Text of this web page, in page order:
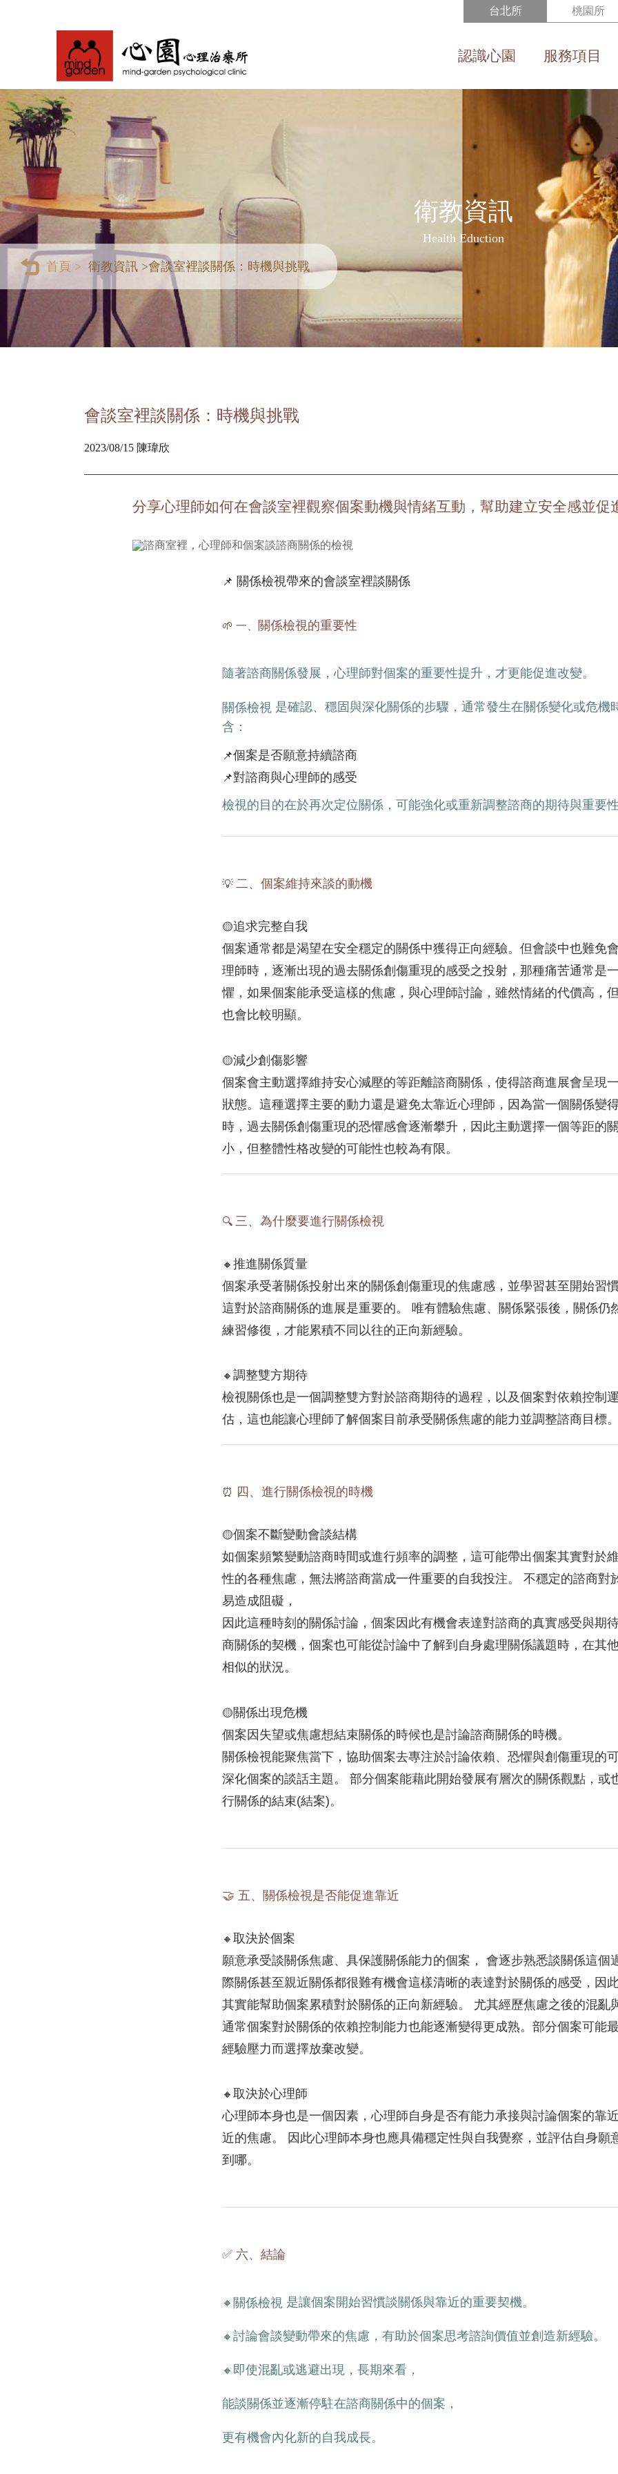
台北所 桃園所
認識心園 服務項目
衛教資訊
Health Eduction
首頁 > 衛教資訊 >會談室裡談關係：時機與挑戰
會談室裡談關係：時機與挑戰
2023/08/15 陳瑋欣
分享心理師如何在會談室裡觀察個案動機與情緒互動，幫助建立安全感並促
📌 關係檢視帶來的會談室裡談關係
🌱 一、 關係檢視的重要性
隨著諮商關係發展，心理師對個案的重要性提升，才更能促進改變。
關係檢視 是確認、穩固與深化關係的步驟，通常發生在關係變化或危機
含：
📌個案是否願意持續諮商
📌對諮商與心理師的感受
檢視的目的在於再次定位關係，可能強化或重新調整諮商的期待與重要性
💡 二、個案維持來談的動機
🟡追求完整自我
個案通常都是渴望在安全穩定的關係中獲得正向經驗。但會談中也難免
理師時，逐漸出現的過去關係創傷重現的感受之投射，那種痛苦通常是
懼，如果個案能承受這樣的焦慮，與心理師討論，雖然情緒的代價高，
也會比較明顯。
🟡減少創傷影響
個案會主動選擇維持安心減壓的等距離諮商關係，使得諮商進展會呈現
狀態。這種選擇主要的動力還是避免太靠近心理師，因為當一個關係變
時，過去關係創傷重現的恐懼感會逐漸攀升，因此主動選擇一個等距的
小，但整體性格改變的可能性也較為有限。
🔍 三、為什麼要進行關係檢視
🔸 推進關係質量
個案承受著關係投射出來的關係創傷重現的焦慮感，並學習甚至開始習
這對於諮商關係的進展是重要的。 唯有體驗焦慮、關係緊張後，關係仍
練習修復，才能累積不同以往的正向新經驗。
🔸 調整雙方期待
檢視關係也是一個調整雙方對於諮商期待的過程，以及個案對依賴控制
估，這也能讓心理師了解個案目前承受關係焦慮的能力並調整諮商目標。
⏰ 四、進行關係檢視的時機
🟡個案不斷變動會談結構
如個案頻繁變動諮商時間或進行頻率的調整，這可能帶出個案其實對於
性的各種焦慮，無法將諮商當成一件重要的自我投注。 不穩定的諮商對
易造成阻礙，
因此這種時刻的關係討論，個案因此有機會表達對諮商的真實感受與期
商關係的契機，個案也可能從討論中了解到自身處理關係議題時，在其
相似的狀況。
🟡關係出現危機
個案因失望或焦慮想結束關係的時候也是討論諮商關係的時機。
關係檢視能聚焦當下，協助個案去專注於討論依賴、恐懼與創傷重現的
深化個案的談話主題。 部分個案能藉此開始發展有層次的關係觀點，或
行關係的結束(結案)。
🤝 五、關係檢視是否能促進靠近
🔸 取決於個案
願意承受談關係焦慮、具保護關係能力的個案， 會逐步熟悉談關係這個
際關係甚至親近關係都很難有機會這樣清晰的表達對於關係的感受，因
其實能幫助個案累積對於關係的正向新經驗。 尤其經歷焦慮之後的混亂
通常個案對於關係的依賴控制能力也能逐漸變得更成熟。 部分個案可能
經驗壓力而選擇放棄改變。
🔸 取決於心理師
心理師本身也是一個因素，心理師自身是否有能力承接與討論個案的靠
近的焦慮。 因此心理師本身也應具備穩定性與自我覺察，並評估自身願
到哪。
✅ 六、結論
🔸 關係檢視 是讓個案開始習慣談關係與靠近的重要契機。
🔸 討論會談變動帶來的焦慮，有助於個案思考諮詢價值並創造新經驗。
🔸 即使混亂或逃避出現，長期來看，
能談關係並逐漸停駐在諮商關係中的個案，
更有機會內化新的自我成長。